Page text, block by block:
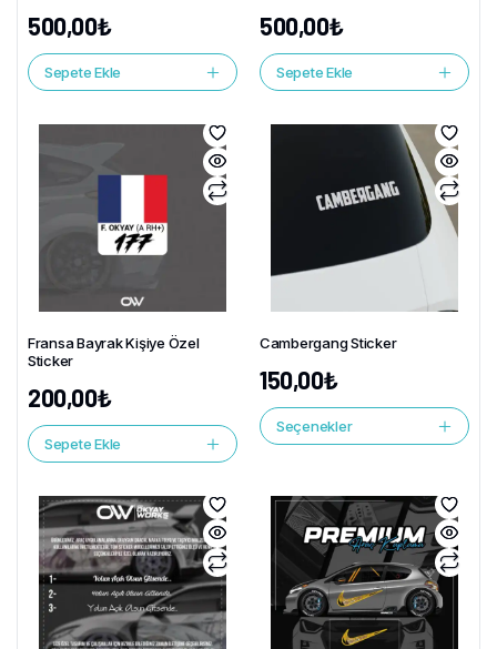
500,00₺
Sepete Ekle
500,00₺
Sepete Ekle
Fransa Bayrak Kişiye Özel
Sticker
200,00₺
Sepete Ekle
Cambergang Sticker
150,00₺
Seçenekler